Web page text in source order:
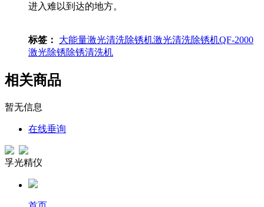
进入难以到达的地方。
标签： 大能量激光清洗除锈机激光清洗除锈机QF-2000
激光除锈除锈清洗机
相关商品
暂无信息
在线垂询
孚光精仪